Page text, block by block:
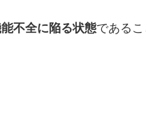
不全に陥る状態であるこ